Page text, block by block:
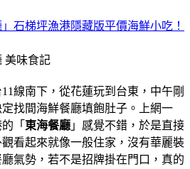
石梯坪漁港隱藏版平價海鮮小吃！
美味食記
線南下，從花蓮玩到台東，中午剛
找間海鮮餐廳填飽肚子。上網一
「 東海餐廳 」感覺不錯，於是直接
看起來就像一般住家，沒有華麗裝
氣勢，若不是招牌掛在門口，真的